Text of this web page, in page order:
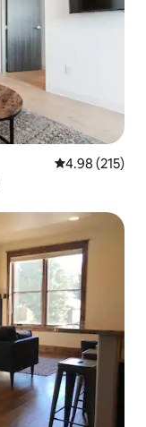
平均评分 4.98
4.98 (215)